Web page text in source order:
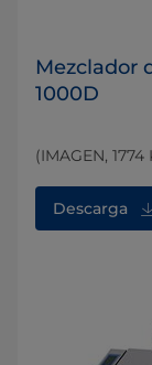
Mezclador
1000D
(IMAGEN, 1774
Descarga